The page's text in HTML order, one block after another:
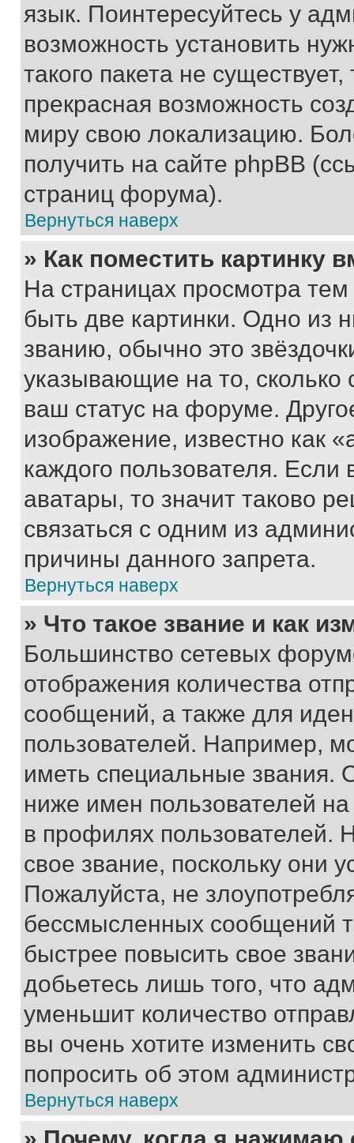
язык. Поинтересуйтесь у
возможность установить
такого пакета не
прекрасная возможность
миру свою локализацию.
получить на сайте phpBB
страниц форума).
Вернуться наверх
» Как поместить картинку
На страницах просмотра
быть две картинки. Одно из
званию, обычно это
указывающие на то,
ваш статус на форуме.
изображение, известно как
каждого пользователя.
аватары, то значит таково
связаться с одним из
причины данного запрета.
Вернуться наверх
» Что такое звание и как
Большинство сетевых
отображения количества
сообщений, а также для
пользователей. Например,
иметь специальные звания.
ниже имен пользователей
в профилях
свое звание, поскольку они
Пожалуйста, не
бессмысленных сообщений
быстрее повысить свое
добьетесь лишь того, что
уменьшит количество
вы очень хотите изменить
попросить об этом
Вернуться наверх